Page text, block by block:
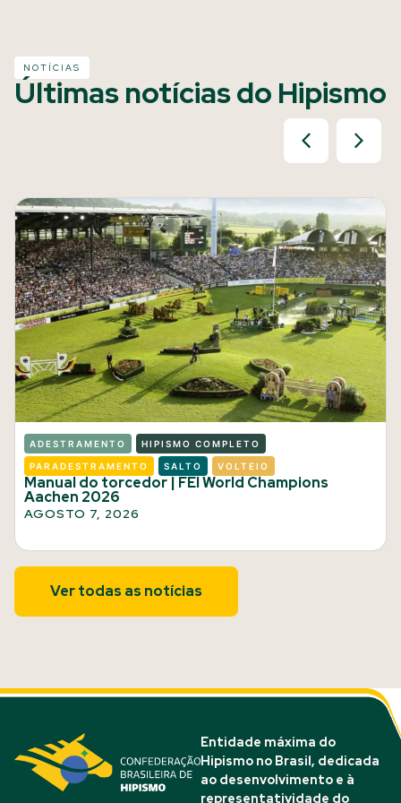
NOTÍCIAS
Últimas notícias do Hipismo
ADESTRAMENTO HIPISMO COMPLETO
PARADESTRAMENTO SALTO VOLTEIO
Manual do torcedor | FEI World Champions
Aachen 2026
AGOSTO 7, 2026
Ver todas as notícias
Entidade máxima do
Hipismo no Brasil, dedicada
ao desenvolvimento e à
representatividade do